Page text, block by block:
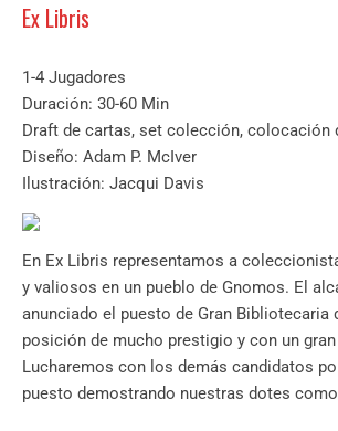
Ex Libris
1-4 Jugadores
Duración: 30-60 Min
Draft de cartas, set colección, colocación
Diseño: Adam P. McIver
Ilustración: Jacqui Davis
En Ex Libris representamos a
y valiosos en un pueblo de Gnomos. El
anunciado el puesto de Gran Bibliotecaria
posición de mucho prestigio y con un
Lucharemos con los demás candidatos
puesto demostrando nuestras dotes